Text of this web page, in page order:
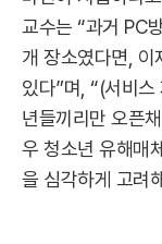
교수는 “과거 PC
개 장소였다면,
있다”며, “(서비
년들끼리만 오픈
우 청소년 유해매
을 심각하게 고려